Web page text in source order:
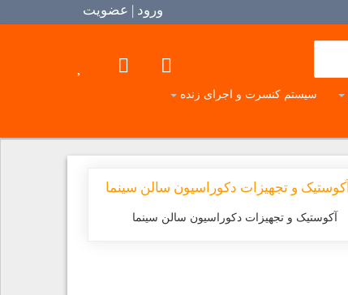
ورود | عضویت
سیستم کنسرت و اجرای زنده
آکوستیک و تجهیزات دکوراسیون سالن سینما